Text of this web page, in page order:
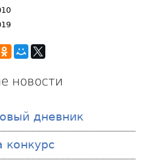
новости
дневник
конкурс